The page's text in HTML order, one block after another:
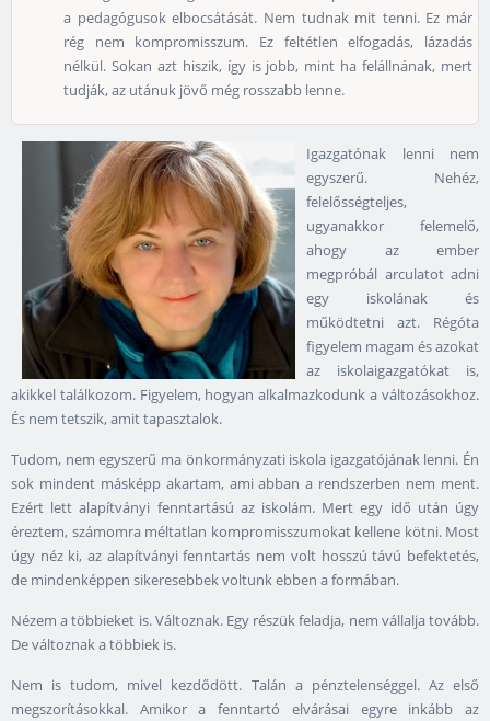
a pedagógusok elbocsátását. Nem tudnak mit tenni. Ez már
rég nem kompromisszum. Ez feltétlen elfogadás, lázadás
nélkül. Sokan azt hiszik, így is jobb, mint ha felállnának, mert
tudják, az utánuk jövő még rosszabb lenne.
Igazgatónak lenni nem
egyszerű. Nehéz,
felelősségteljes,
ugyanakkor felemelő,
ahogy az ember
megpróbál arculatot adni
egy iskolának és
működtetni azt. Régóta
figyelem magam és azokat
az iskolaigazgatókat is,
akikkel találkozom. Figyelem, hogyan alkalmazkodunk a változásokhoz.
És nem tetszik, amit tapasztalok.
Tudom, nem egyszerű ma önkormányzati iskola igazgatójának lenni. Én
sok mindent másképp akartam, ami abban a rendszerben nem ment.
Ezért lett alapítványi fenntartású az iskolám. Mert egy idő után úgy
éreztem, számomra méltatlan kompromisszumokat kellene kötni. Most
úgy néz ki, az alapítványi fenntartás nem volt hosszú távú befektetés,
de mindenképpen sikeresebbek voltunk ebben a formában.
Nézem a többieket is. Változnak. Egy részük feladja, nem vállalja tovább.
De változnak a többiek is.
Nem is tudom, mivel kezdődött. Talán a pénztelenséggel. Az első
megszorításokkal. Amikor a fenntartó elvárásai egyre inkább az